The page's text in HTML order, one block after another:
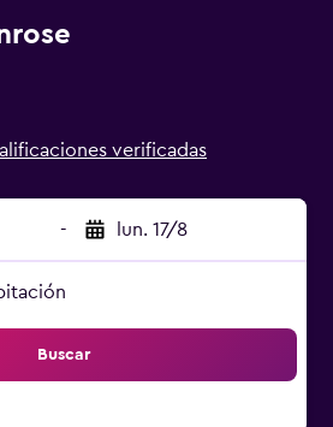
verificadas
- lun. 17/8
Buscar